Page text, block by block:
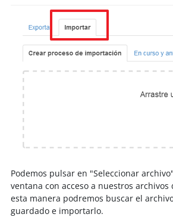
Podemos pulsar en "Seleccionar
ventana con acceso a nuestros
esta manera podremos buscar el
guardado e importarlo.